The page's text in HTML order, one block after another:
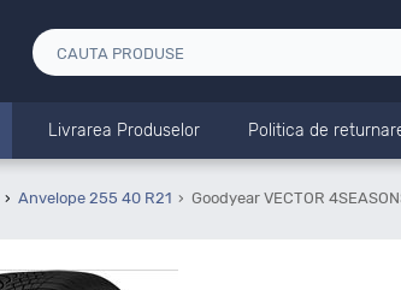
Livrarea Produselor Politica de
Anvelope 255 40 R21 Goodyear VECTOR